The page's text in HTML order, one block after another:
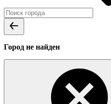
Город не найден